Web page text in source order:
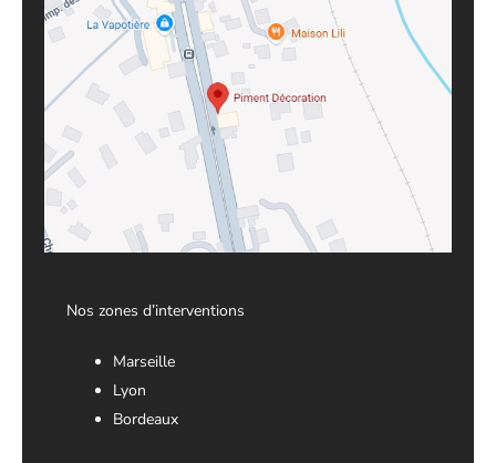
Nos zones d’interventions
Marseille
Lyon
Bordeaux